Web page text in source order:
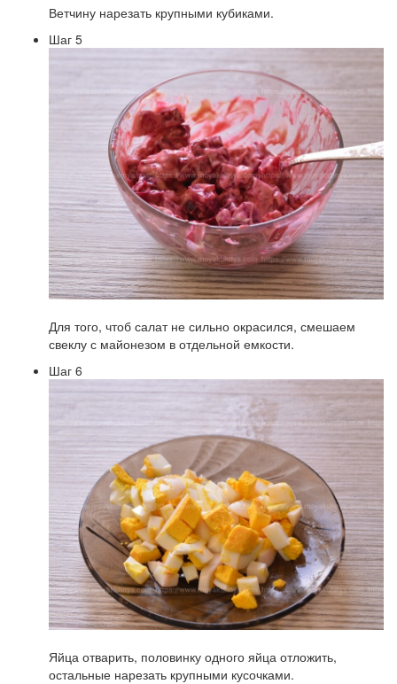
Ветчину нарезать крупными кубиками.
Шаг 5
Для того, чтоб салат не сильно окрасился, смешаем
свеклу с майонезом в отдельной емкости.
Шаг 6
Яйца отварить, половинку одного яйца отложить,
остальные нарезать крупными кусочками.